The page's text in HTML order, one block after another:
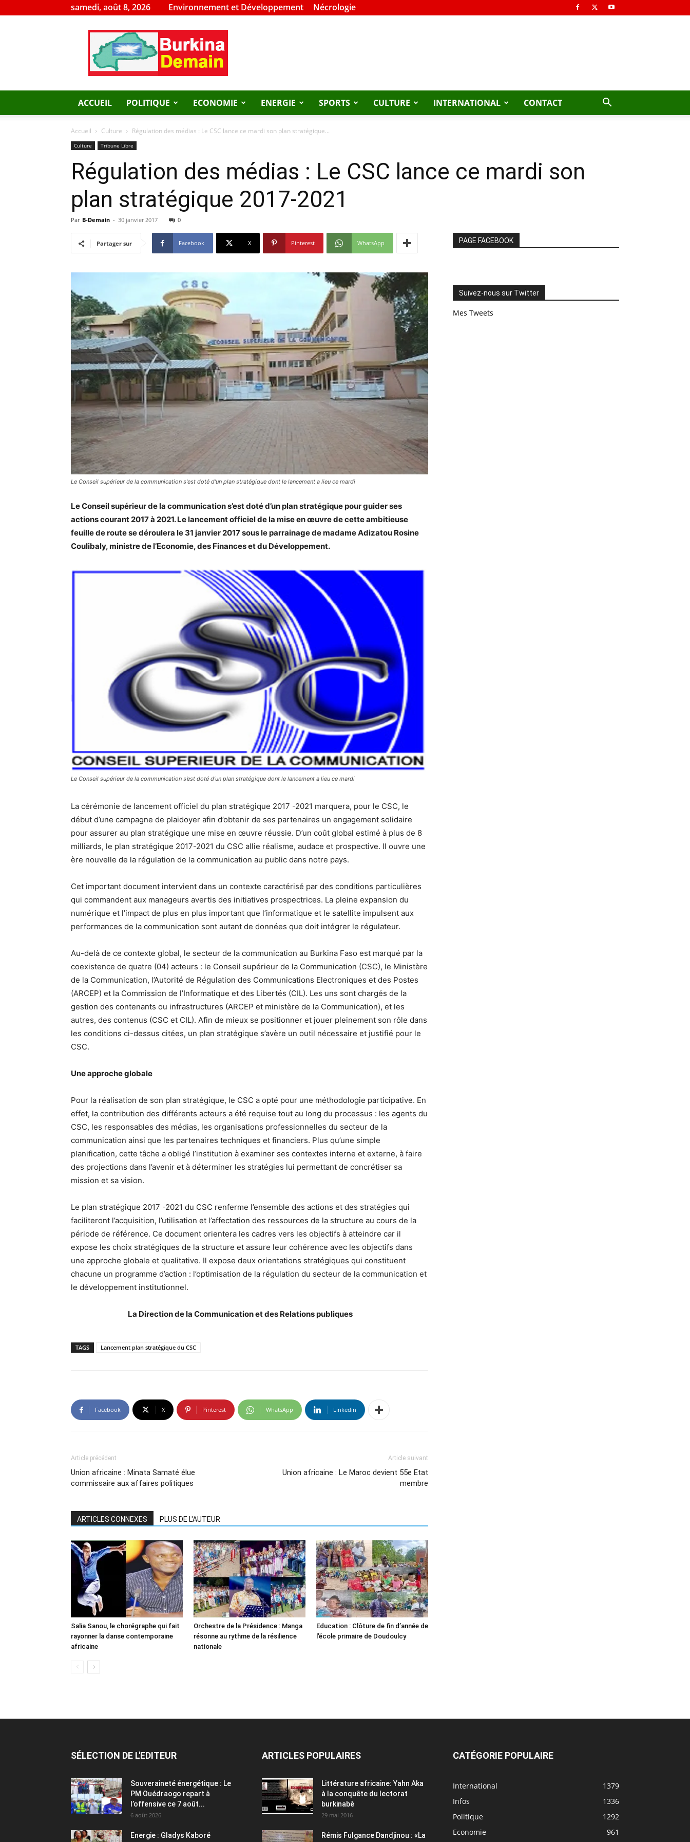
samedi, août 8, 2026 Environnement et Développement Nécrologie
Burkina
Demain
ACCUEIL POLITIQUE ECONOMIE ENERGIE SPORTS CULTURE INTERNATIONAL CONTACT
Accueil Culture Régulation des médias : Le CSC lance ce mardi son plan stratégique...
Culture Tribune Libre
Régulation des médias : Le CSC lance ce mardi son
plan stratégique 2017-2021
Par B-Demain - 30 janvier 2017 0
Partager sur Facebook X Pinterest WhatsApp
Le Conseil supérieur de la communication s'est doté d'un plan stratégique dont le lancement a lieu ce mardi
Le Conseil supérieur de la communication s’est doté d’un plan stratégique pour guider ses
actions courant 2017 à 2021. Le lancement officiel de la mise en œuvre de cette ambitieuse
feuille de route se déroulera le 31 janvier 2017 sous le parrainage de madame Adizatou Rosine
Coulibaly, ministre de l’Economie, des Finances et du Développement.
Le Conseil supérieur de la communication s’est doté d’un plan stratégique dont le lancement a lieu ce mardi
La cérémonie de lancement officiel du plan stratégique 2017 -2021 marquera, pour le CSC, le
début d’une campagne de plaidoyer afin d’obtenir de ses partenaires un engagement solidaire
pour assurer au plan stratégique une mise en œuvre réussie. D’un coût global estimé à plus de 8
milliards, le plan stratégique 2017-2021 du CSC allie réalisme, audace et prospective. Il ouvre une
ère nouvelle de la régulation de la communication au public dans notre pays.
Cet important document intervient dans un contexte caractérisé par des conditions particulières
qui commandent aux manageurs avertis des initiatives prospectrices. La pleine expansion du
numérique et l’impact de plus en plus important que l’informatique et le satellite impulsent aux
performances de la communication sont autant de données que doit intégrer le régulateur.
Au-delà de ce contexte global, le secteur de la communication au Burkina Faso est marqué par la
coexistence de quatre (04) acteurs : le Conseil supérieur de la Communication (CSC), le Ministère
de la Communication, l’Autorité de Régulation des Communications Electroniques et des Postes
(ARCEP) et la Commission de l’Informatique et des Libertés (CIL). Les uns sont chargés de la
gestion des contenants ou infrastructures (ARCEP et ministère de la Communication), et les
autres, des contenus (CSC et CIL). Afin de mieux se positionner et jouer pleinement son rôle dans
les conditions ci-dessus citées, un plan stratégique s’avère un outil nécessaire et justifié pour le
CSC.
Une approche globale
Pour la réalisation de son plan stratégique, le CSC a opté pour une méthodologie participative. En
effet, la contribution des différents acteurs a été requise tout au long du processus : les agents du
CSC, les responsables des médias, les organisations professionnelles du secteur de la
communication ainsi que les partenaires techniques et financiers. Plus qu’une simple
planification, cette tâche a obligé l’institution à examiner ses contextes interne et externe, à faire
des projections dans l’avenir et à déterminer les stratégies lui permettant de concrétiser sa
mission et sa vision.
Le plan stratégique 2017 -2021 du CSC renferme l’ensemble des actions et des stratégies qui
faciliteront l’acquisition, l’utilisation et l’affectation des ressources de la structure au cours de la
période de référence. Ce document orientera les cadres vers les objectifs à atteindre car il
expose les choix stratégiques de la structure et assure leur cohérence avec les objectifs dans
une approche globale et qualitative. Il expose deux orientations stratégiques qui constituent
chacune un programme d’action : l’optimisation de la régulation du secteur de la communication et
le développement institutionnel.
La Direction de la Communication et des Relations publiques
TAGS Lancement plan stratégique du CSC
Facebook X Pinterest WhatsApp Linkedin
Article précédent
Union africaine : Minata Samaté élue
commissaire aux affaires politiques
Article suivant
Union africaine : Le Maroc devient 55e Etat
membre
ARTICLES CONNEXES PLUS DE L'AUTEUR
Salia Sanou, le chorégraphe qui fait
rayonner la danse contemporaine
africaine
Orchestre de la Présidence : Manga
résonne au rythme de la résilience
nationale
Education : Clôture de fin d’année de
l’école primaire de Doudoulcy
PAGE FACEBOOK
Suivez-nous sur Twitter
Mes Tweets
SÉLECTION DE L'EDITEUR
Souveraineté énergétique : Le
PM Ouédraogo repart à
l’offensive ce 7 août...
6 août 2026
Energie : Gladys Kaboré
ARTICLES POPULAIRES
Littérature africaine: Yahn Aka
à la conquête du lectorat
burkinabè
29 mai 2016
Rémis Fulgance Dandjinou : «La
CATÉGORIE POPULAIRE
International
1379
Infos
1336
Politique
1292
Economie
961